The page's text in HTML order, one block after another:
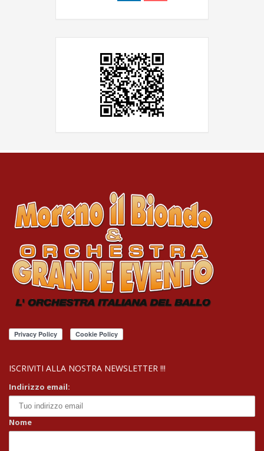
ISCRIVITI ALLA NOSTRA NEWSLETTER !!!
Indirizzo email:
Nome